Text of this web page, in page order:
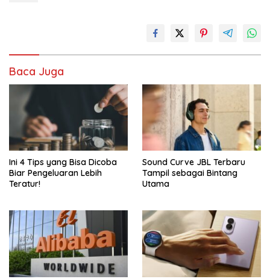
Baca Juga
Ini 4 Tips yang Bisa Dicoba
Biar Pengeluaran Lebih
Teratur!
Sound Curve JBL Terbaru
Tampil sebagai Bintang
Utama